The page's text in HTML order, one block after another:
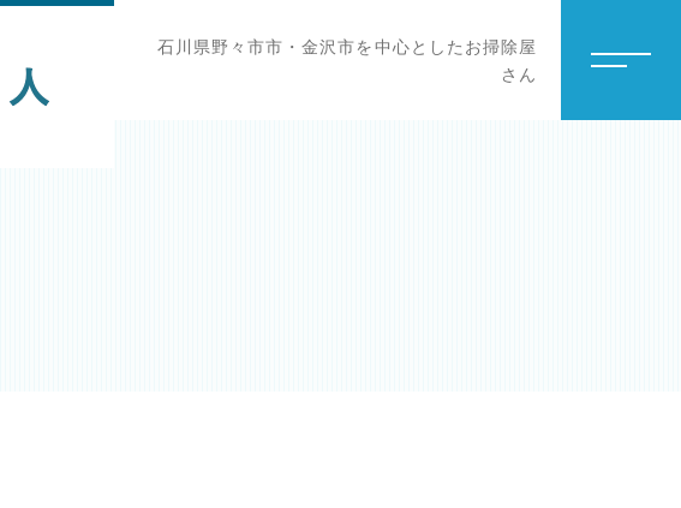
石川県野々市市・金沢市を中心としたお掃除屋
さん